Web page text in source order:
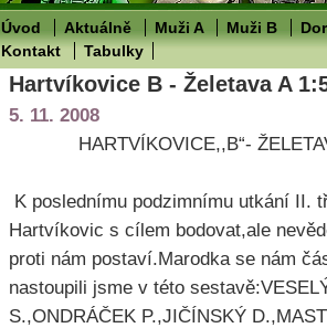
Úvod Aktuálně Muži A Muži B
Kontakt
Tabulky
Hartvíkovice B - Želetava A
5. 11. 2008
HARTVÍKOVICE,,B“-
K poslednímu podzimnímu utkání II.
Hartvíkovic s cílem bodovat,ale
proti nám postaví.Marodka se nám
nastoupili jsme v této
S.,ONDRÁČEK P.,JIČÍNSKÝ